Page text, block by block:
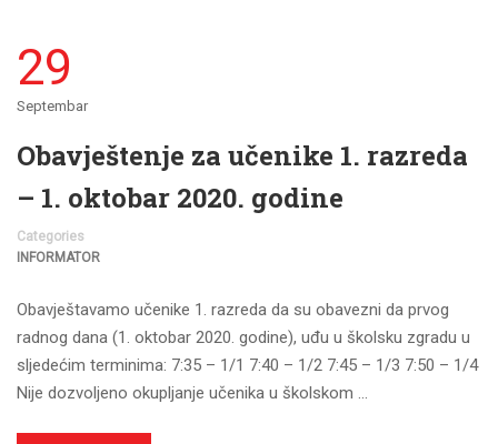
29
Septembar
Obavještenje za učenike 1. razreda
– 1. oktobar 2020. godine
Categories
INFORMATOR
Obavještavamo učenike 1. razreda da su obavezni da prvog
radnog dana (1. oktobar 2020. godine), uđu u školsku zgradu u
sljedećim terminima: 7:35 – 1/1 7:40 – 1/2 7:45 – 1/3 7:50 – 1/4
Nije dozvoljeno okupljanje učenika u školskom …